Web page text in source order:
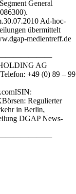
General
Ad-hoc-
übermittelt
medientreff.de
AG
+49 (0) 89 – 99
Regulierter
in Berlin,
DGAP News-